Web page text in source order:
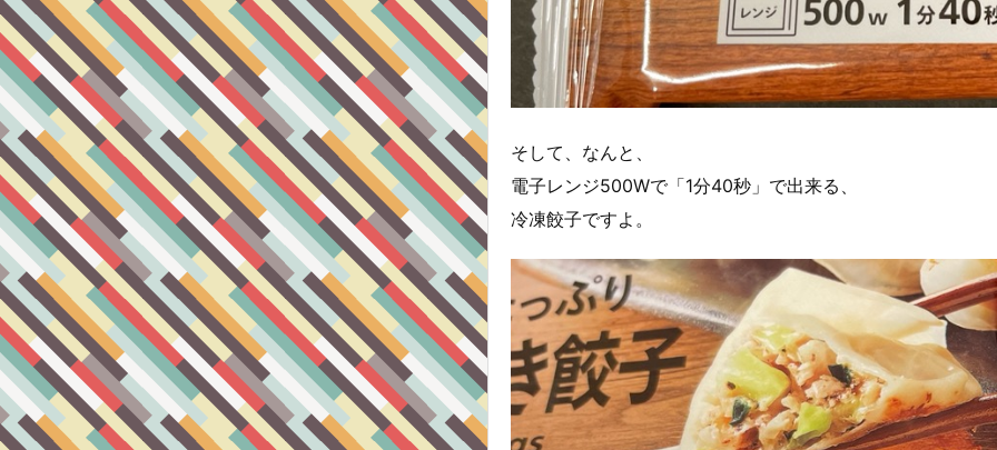
そして、なんと、
電子レンジ500Wで「1分40秒」で出来る、
冷凍餃子ですよ。